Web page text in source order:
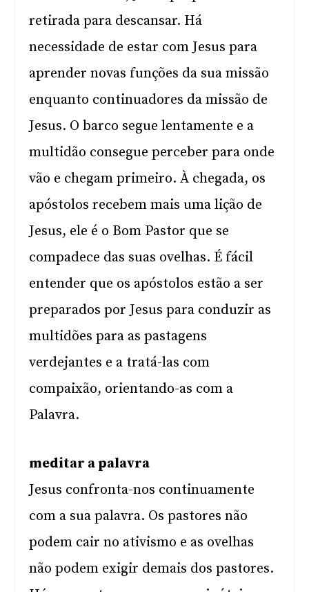
retirada para descansar. Há
necessidade de estar com Jesus para
aprender novas funções da sua missão
enquanto continuadores da missão de
Jesus. O barco segue lentamente e a
multidão consegue perceber para onde
vão e chegam primeiro. À chegada, os
apóstolos recebem mais uma lição de
Jesus, ele é o Bom Pastor que se
compadece das suas ovelhas. É fácil
entender que os apóstolos estão a ser
preparados por Jesus para conduzir as
multidões para as pastagens
verdejantes e a tratá-las com
compaixão, orientando-as com a
Palavra.
meditar a palavra
Jesus confronta-nos continuamente
com a sua palavra. Os pastores não
podem cair no ativismo e as ovelhas
não podem exigir demais dos pastores.